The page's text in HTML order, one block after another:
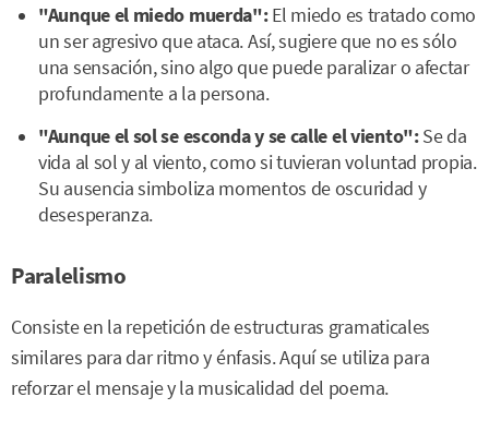
"Aunque el miedo muerda":El miedo es tratado como
un ser agresivo que ataca. Así, sugiere que no es sólo
una sensación, sino algo que puede paralizar o afectar
profundamente a la persona.
"Aunque el sol se esconda y se calle el viento":Se da
vida al sol y al viento, como si tuvieran voluntad propia.
Su ausencia simboliza momentos de oscuridad y
desesperanza.
Paralelismo
Consiste en la repetición de estructuras gramaticales
similares para dar ritmo y énfasis. Aquí se utiliza para
reforzar el mensaje y la musicalidad del poema.